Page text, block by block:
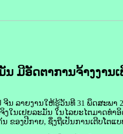
ນ ມີ​ອັດຕາ​ການ​ຈ້າງ​ງານ
ລາຍ​ງານ​ໃຫ້​ຮູ້​ວັນ​ທີ 31 ພຶດ​ສະພາ
ງໃນ​ເຢຍ​ລະ​ມັນ ໃນ​ໄລຍະໄຕ​ມາດ​ທຳ​
ຂອງ​ປີ​ກາຍ, ຊຶ່ງ​ຖື​ເປັນ​ການ​ເຕີບ​ໂຕ​ແ